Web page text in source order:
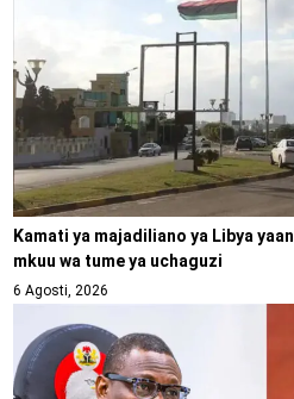
Kamati ya majadiliano ya Libya
mkuu wa tume ya uchaguzi
6 Agosti, 2026